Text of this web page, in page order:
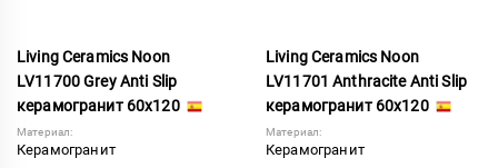
Living Ceramics Noon
LV11700 Grey Anti Slip
керамогранит 60x120
Материал:
Керамогранит
Living Ceramics Noon
LV11701 Anthracite Anti Slip
керамогранит 60x120
Материал:
Керамогранит